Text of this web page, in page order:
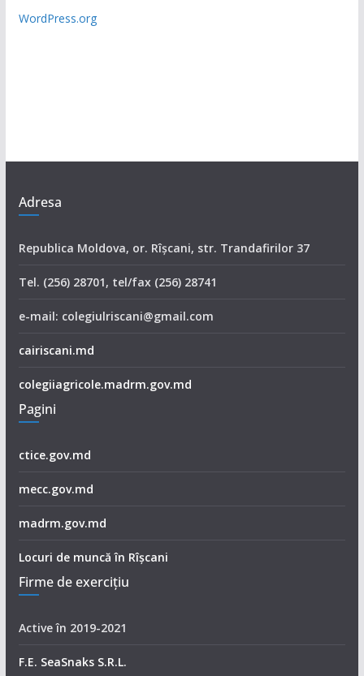
WordPress.org
Adresa
Republica Moldova, or. Rîşcani, str. Trandafirilor 37
Tel. (256) 28701, tel/fax (256) 28741
e-mail: colegiulriscani@gmail.com
cairiscani.md
colegiiagricole.madrm.gov.md
Pagini
ctice.gov.md
mecc.gov.md
madrm.gov.md
Locuri de muncă în Rîșcani
Firme de exerciţiu
Active în 2019-2021
F.E. SeaSnaks S.R.L.